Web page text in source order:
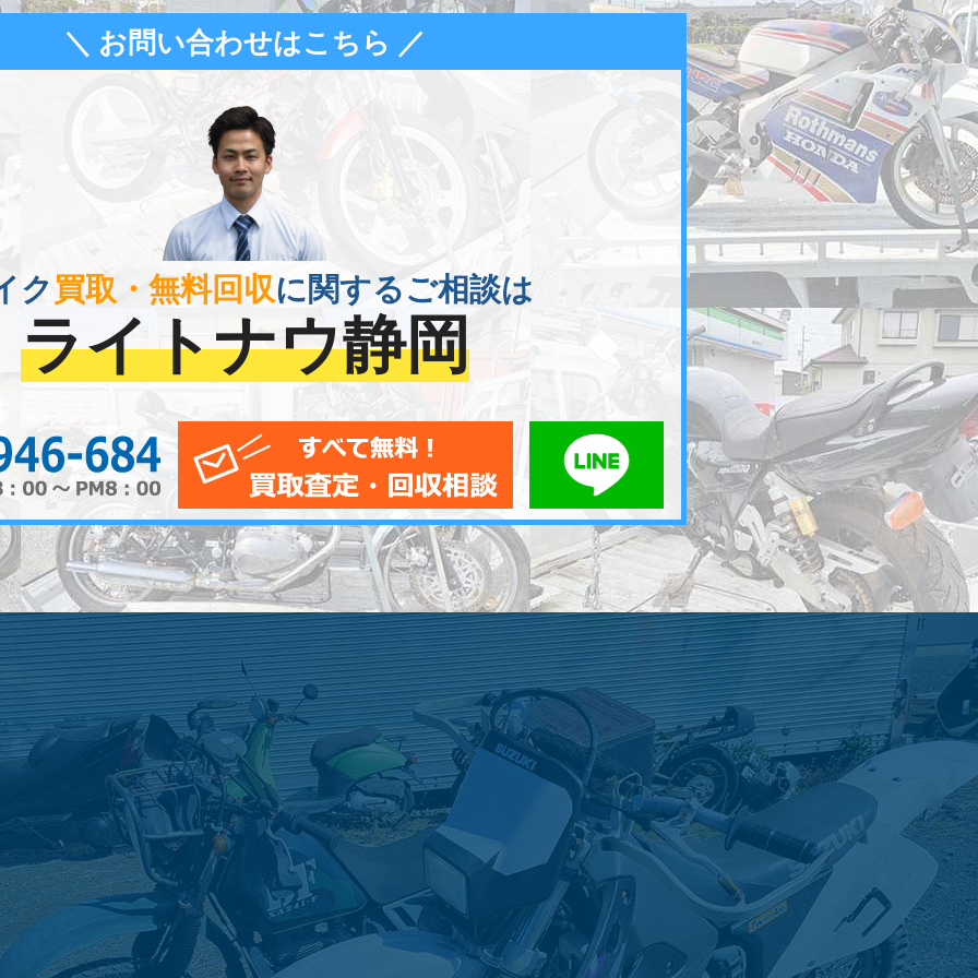
＼ お問い合わせはこちら ／
ク 買取・無料回収に関するご相談は
ライトナウ静岡
0120-956-684 メールでお問い合わせLINEでお問い合わせ